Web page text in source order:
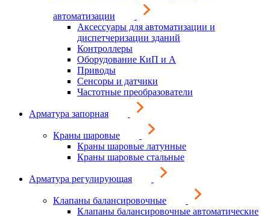
автоматизации
Аксессуары для автоматизации и
диспетчеризации зданий
Контроллеры
Оборудование КиП и А
Приводы
Сенсоры и датчики
Частотные преобразователи
Арматура запорная
Краны шаровые
Краны шаровые латунные
Краны шаровые стальные
Арматура регулирующая
Клапаны балансировочные
Клапаны балансировочные автоматические